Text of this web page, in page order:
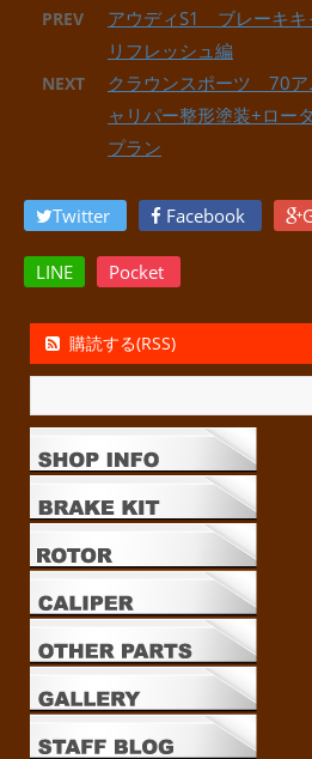
PREV
アウディS1 ブレーキキ
リフレッシュ編
NEXT
クラウンスポーツ 70ア
ャリパー整形塗装+ロ
プラン
Twitter Facebook
LINE Pocket
購読する(RSS)